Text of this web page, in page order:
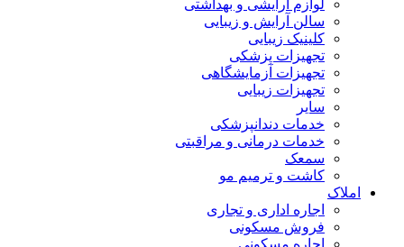
لوازم آرایشی و بهداشتی
سالن آرایش و زیبایی
کلینیک زیبایی
تجهیزات پزشکی
تجهیزات آزمایشگاهی
تجهیزات زیبایی
سایر
خدمات دندانپزشکی
خدمات درمانی و مراقبتی
سمعک
کاشت و ترمیم مو
املاک
اجاره اداری و تجاری
فروش مسکونی